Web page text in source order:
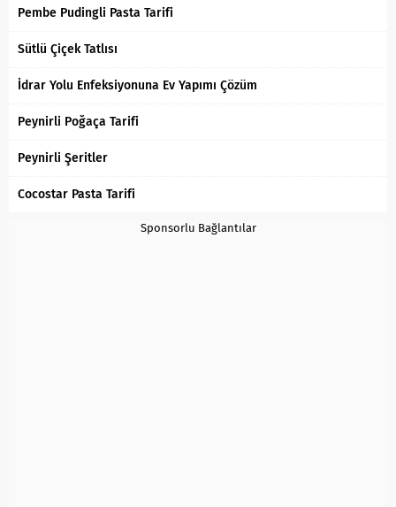
Pembe Pudingli Pasta Tarifi
Sütlü Çiçek Tatlısı
İdrar Yolu Enfeksiyonuna Ev Yapımı Çözüm
Peynirli Poğaça Tarifi
Peynirli Şeritler
Cocostar Pasta Tarifi
Sponsorlu Bağlantılar